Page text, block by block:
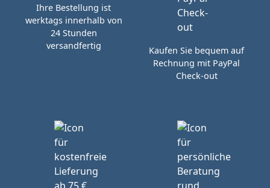
Ihre Bestellung ist
werktags innerhalb von
24 Stunden
versandfertig
Kaufen Sie bequem auf
Rechnung mit PayPal
Check-out